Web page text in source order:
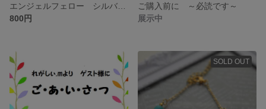
800円
ご購入前に ～必読です～
展示中
SOLD OUT